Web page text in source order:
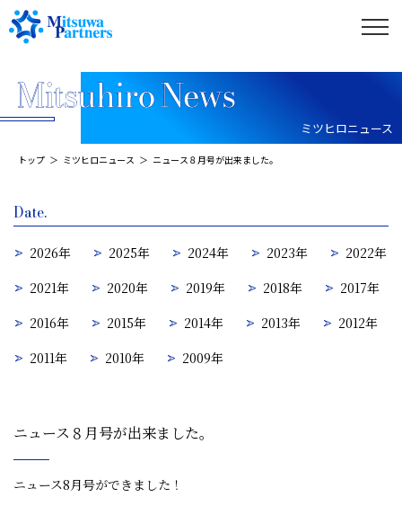
ミツヒロニュース
トップ ミツヒロニュース ニュース８月号が出来ました。
ニュース８月号が出来ました。
ニュース8月号ができました！
Date.
2026年 2025年 2024年 2023年
2022年
2021年
2020年 2019年 2018年
2017年
2016年
2015年 2014年 2013年
2012年
2011年
2010年 2009年